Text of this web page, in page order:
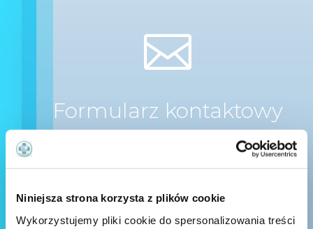
Niniejsza strona korzysta z plików cookie
Wykorzystujemy pliki cookie do spersonalizowania treści

Formularz kontaktowy